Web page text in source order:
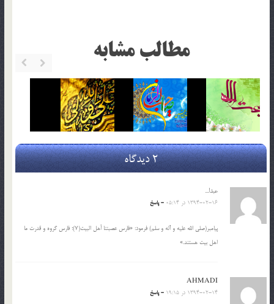
مطالب مشابه
2 دیدگاه
عبدا...
1394-02-16 در 05:14 - پاسخ
پیامبر(صلی الله علیه و آله و سلم) فرمود: «فارس عصبتنا أهل البیت(۷)؛ فارس گروه و قدرت ما
اهل بیت هستند.»
AHMADI
1394-02-14 در 19:15 - پاسخ